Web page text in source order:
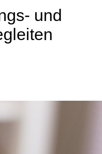
und